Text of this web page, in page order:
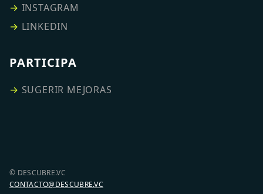
→ INSTAGRAM
→ LINKEDIN
PARTICIPA
→ SUGERIR MEJORAS
© DESCUBRE.VC
CONTACTO@DESCUBRE.VC